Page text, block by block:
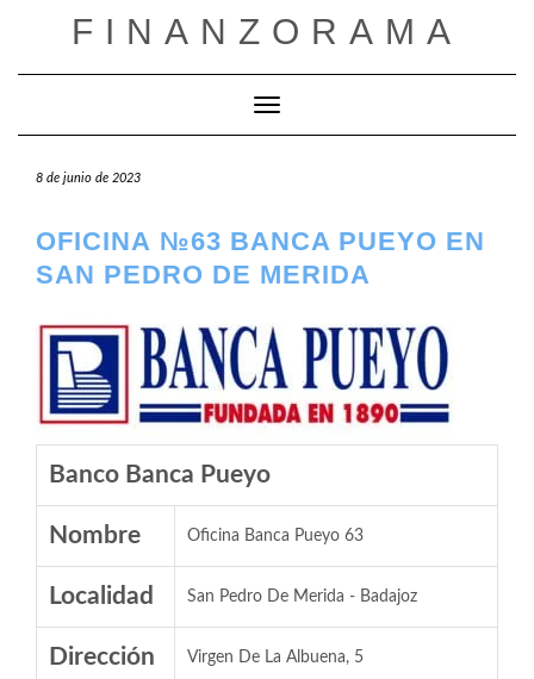
FINANZORAMA
Cambiar modo de navegación
8 de junio de 2023
OFICINA №63 BANCA PUEYO EN
SAN PEDRO DE MERIDA
Banco Banca Pueyo
Nombre Oficina Banca Pueyo 63
Localidad San Pedro De Merida - Badajoz
Dirección Virgen De La Albuena, 5